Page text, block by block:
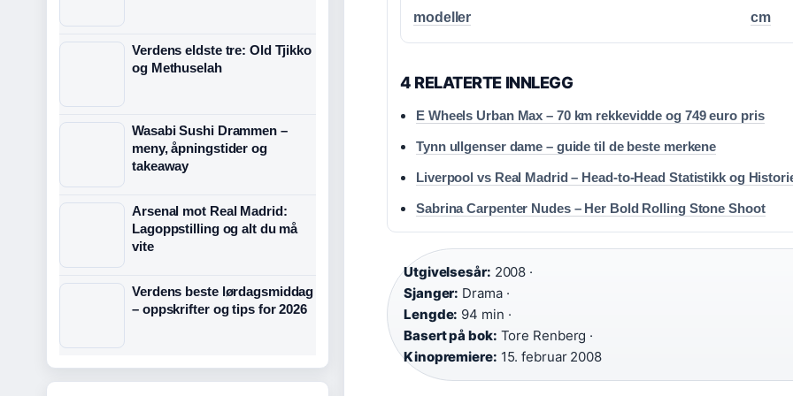
modeller cm
4 RELATERTE INNLEGG
E Wheels Urban Max – 70 km rekkevidde og 749 euro pris
Tynn ullgenser dame – guide til de beste merkene
Liverpool vs Real Madrid – Head-to-Head Statistikk og
Sabrina Carpenter Nudes – Her Bold Rolling Stone Shoot
Utgivelsesår: 2008 ·
Sjanger: Drama ·
Lengde: 94 min ·
Basert på bok: Tore Renberg ·
Kinopremiere: 15. februar 2008
Verdens eldste tre: Old Tjikko
og Methuselah
Wasabi Sushi Drammen –
meny, åpningstider og
takeaway
Arsenal mot Real Madrid:
Lagoppstilling og alt du må
vite
Verdens beste lørdagsmiddag
– oppskrifter og tips for 2026